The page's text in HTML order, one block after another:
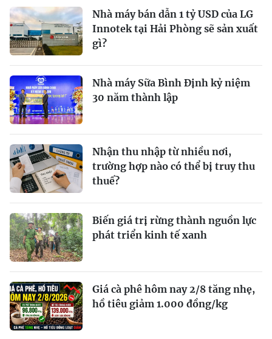
Nhà máy bán dẫn 1 tỷ USD của LG
Innotek tại Hải Phòng sẽ sản xuất
gì?
Nhà máy Sữa Bình Định kỷ niệm
30 năm thành lập
Nhận thu nhập từ nhiều nơi,
trường hợp nào có thể bị truy thu
thuế?
Biến giá trị rừng thành nguồn lực
phát triển kinh tế xanh
Giá cà phê hôm nay 2/8 tăng nhẹ,
hồ tiêu giảm 1.000 đồng/kg